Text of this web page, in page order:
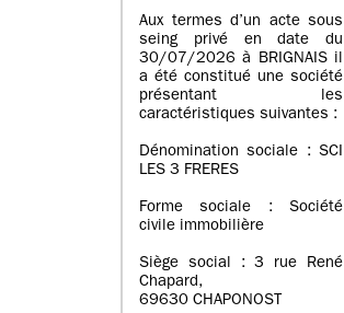
Aux termes d’un acte sous
seing privé en date du
30/07/2026 à BRIGNAIS il
a été constitué une société
présentant les
caractéristiques suivantes :
Dénomination sociale : SCI
LES 3 FRERES
Forme sociale : Société
civile immobilière
Siège social : 3 rue René
Chapard,
69630 CHAPONOST